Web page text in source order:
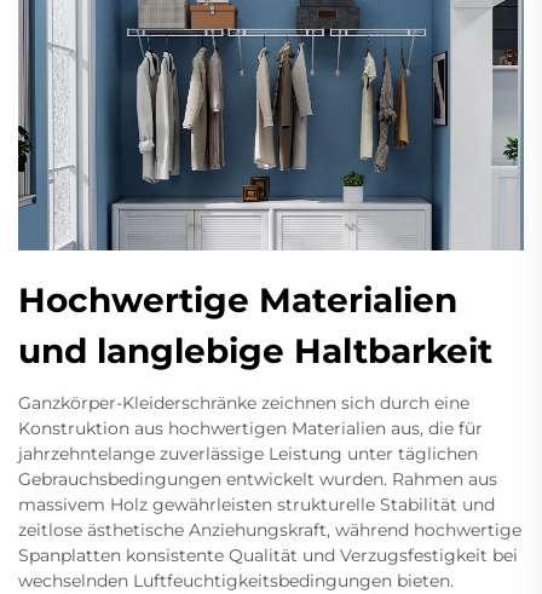
Hochwertige Materialien
und langlebige Haltbarkeit
Ganzkörper-Kleiderschränke zeichnen sich durch eine
Konstruktion aus hochwertigen Materialien aus, die für
jahrzehntelange zuverlässige Leistung unter täglichen
Gebrauchsbedingungen entwickelt wurden. Rahmen aus
massivem Holz gewährleisten strukturelle Stabilität und
zeitlose ästhetische Anziehungskraft, während hochwertige
Spanplatten konsistente Qualität und Verzugsfestigkeit bei
wechselnden Luftfeuchtigkeitsbedingungen bieten.